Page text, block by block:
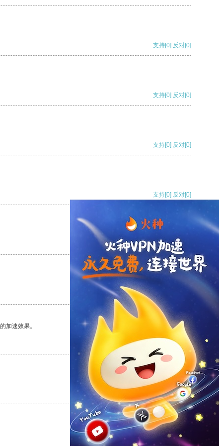
支持[0] 反对[0]
支持[0] 反对[0]
支持[0] 反对[0]
支持[0] 反对[0]
支持[0] 反对
支持
加速效果。
反对 [0]
支持[0] 反对[0]